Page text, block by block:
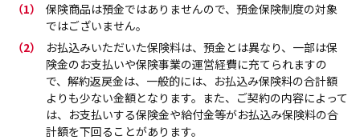
（1）
保険商品は預金ではありませんので、預金保険制度の対象
ではございません。
（2）
お払込みいただいた保険料は、預金とは異なり、一部は保
険金のお支払いや保険事業の運営経費に充てられますの
で、解約返戻金は、一般的には、お払込み保険料の合計額
よりも少ない金額となります。また、ご契約の内容によって
は、お支払いする保険金や給付金等がお払込み保険料の合
計額を下回ることがあります。